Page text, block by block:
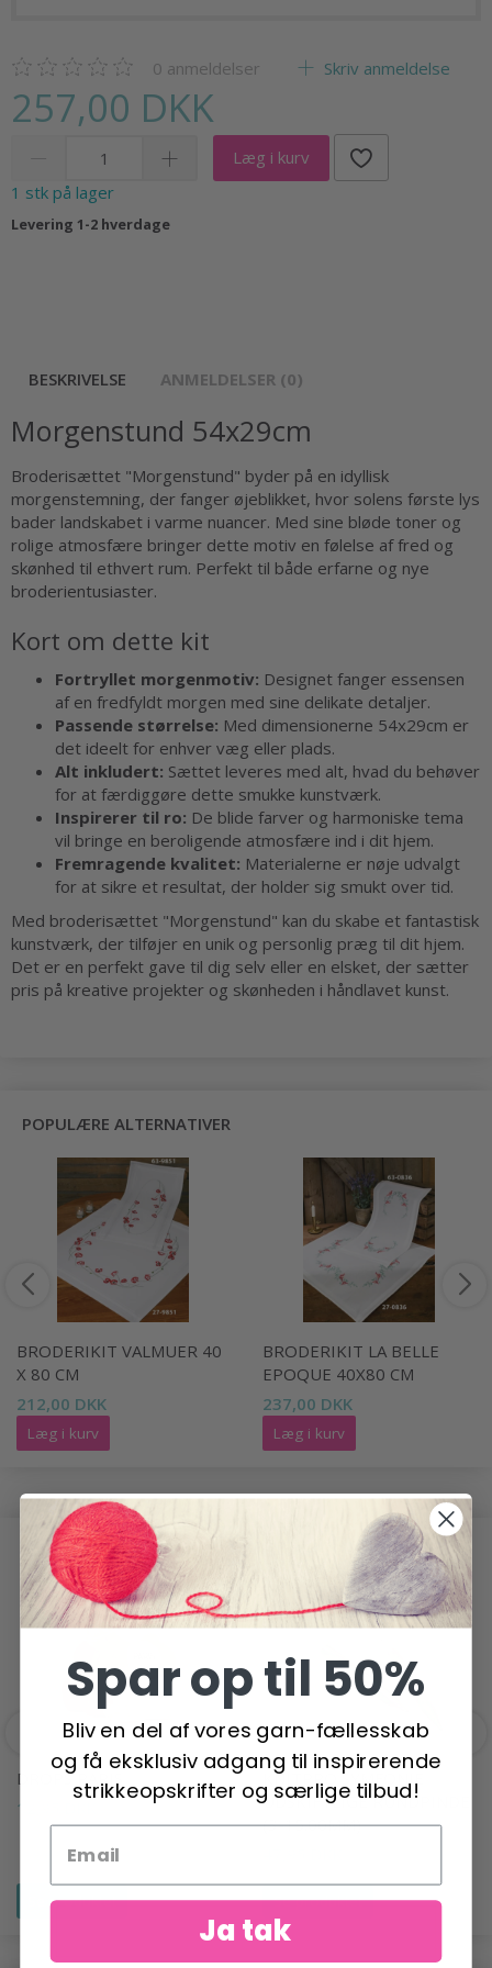
0 anmeldelser Skriv anmeldelse
257,00 DKK
Læg i kurv
1 stk på lager
Levering 1-2 hverdage
BESKRIVELSE ANMELDELSER (0)
Morgenstund 54x29cm
Broderisættet "Morgenstund" byder på en idyllisk
morgenstemning, der fanger øjeblikket, hvor solens første lys
bader landskabet i varme nuancer. Med sine bløde toner og
rolige atmosfære bringer dette motiv en følelse af fred og
skønhed til ethvert rum. Perfekt til både erfarne og nye
broderientusiaster.
Kort om dette kit
Fortryllet morgenmotiv: Designet fanger essensen
af en fredfyldt morgen med sine delikate detaljer.
Passende størrelse: Med dimensionerne 54x29cm er
det ideelt for enhver væg eller plads.
Alt inkludert: Sættet leveres med alt, hvad du behøver
for at færdiggøre dette smukke kunstværk.
Inspirerer til ro: De blide farver og harmoniske tema
vil bringe en beroligende atmosfære ind i dit hjem.
Fremragende kvalitet: Materialerne er nøje udvalgt
for at sikre et resultat, der holder sig smukt over tid.
Med broderisættet "Morgenstund" kan du skabe et fantastisk
kunstværk, der tilføjer en unik og personlig præg til dit hjem.
Det er en perfekt gave til dig selv eller en elsket, der sætter
pris på kreative projekter og skønheden i håndlavet kunst.
POPULÆRE ALTERNATIVER
BRODERIKIT VALMUER 40
X 80 CM
212,00 DKK
Læg i kurv
BRODERIKIT LA BELLE
EPOQUE 40X80 CM
237,00 DKK
Læg i kurv
ANDRE HAR OGSÅ SET
DROPS PARIS
12,95 DKK
Se produktet
KNITPRO SYMFONIE
UDSKIFTLIGE RUNDPINDE
(3-15.00MM)
Se produktet
Spar op til 50%
Bliv en del af vores garn-fællesskab
og få eksklusiv adgang til inspirerende
strikkeopskrifter og særlige tilbud!
Ja tak